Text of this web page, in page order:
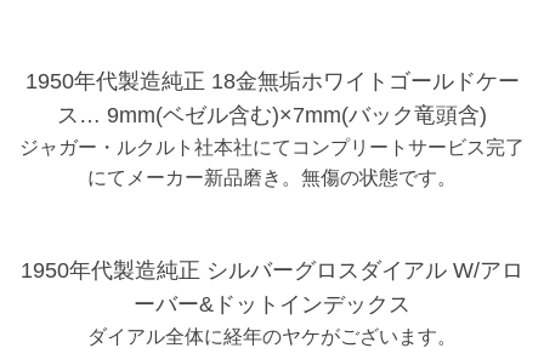
1950年代製造純正 18金無垢ホワイトゴールドケー
ス… 9mm(ベゼル含む)×7mm(バック竜頭含)
ジャガー・ルクルト社本社にてコンプリートサービス完了
にてメーカー新品磨き。無傷の状態です。
1950年代製造純正 シルバーグロスダイアル W/アロ
ーバー&ドットインデックス
ダイアル全体に経年のヤケがございます。